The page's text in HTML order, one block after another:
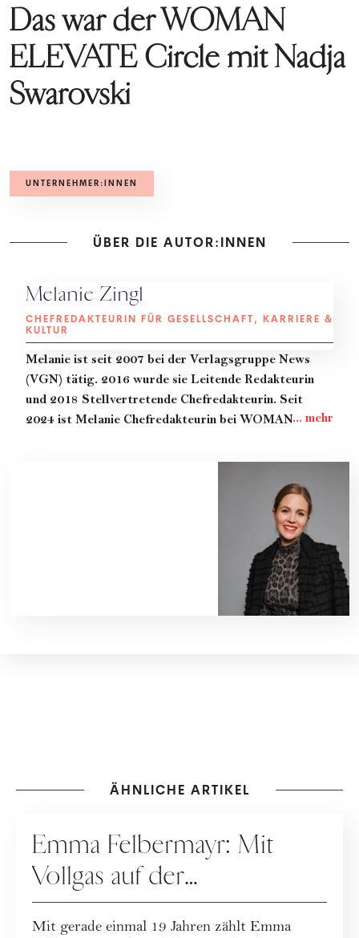
Das war der WOMAN
ELEVATE Circle mit Nadja
Swarovski
UNTERNEHMER:INNEN
ÜBER DIE AUTOR:INNEN
Melanie Zingl
CHEFREDAKTEURIN FÜR GESELLSCHAFT, KARRIERE &
KULTUR
Melanie ist seit 2007 bei der Verlagsgruppe News
(VGN) tätig. 2016 wurde sie Leitende Redakteurin
und 2018 Stellvertretende Chefredakteurin. Seit
2024 ist Melanie Chefredakteurin bei WOMAN. Ihr
wir davon überzeugt sind, dass eine gleichberechtigte
ÄHNLICHE ARTIKEL
Emma Felbermayr: Mit
Vollgas auf der
Überholspur
Mit gerade einmal 19 Jahren zählt Emma